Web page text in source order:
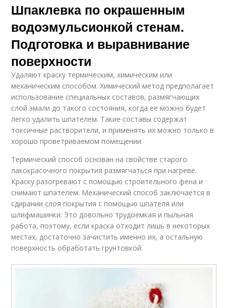
Шпаклевка по окрашенным
водоэмульсионкой стенам.
Подготовка и выравнивание
поверхности
Удаляют краску термическим, химическим или
механическим способом. Химический метод предполагает
использование специальных составов, размягчающих
слой эмали до такого состояния, когда ее можно будет
легко удалить шпателем. Такие составы содержат
токсичные растворители, и применять их можно только в
хорошо проветриваемом помещении.
Термический способ основан на свойстве старого
лакокрасочного покрытия размягчаться при нагреве.
Краску разогревают с помощью строительного фена и
снимают шпателем. Механический способ заключается в
сдирании слоя покрытия с помощью шпателя или
шлифмашинки. Это довольно трудоемкая и пыльная
работа, поэтому, если краска отходит лишь в некоторых
местах, достаточно зачистить именно их, а остальную
поверхность обработать грунтовкой.